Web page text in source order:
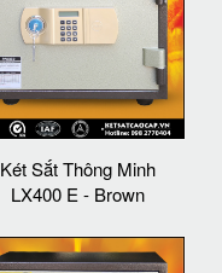
Két Sắt Thông Minh
LX400 E - Brown